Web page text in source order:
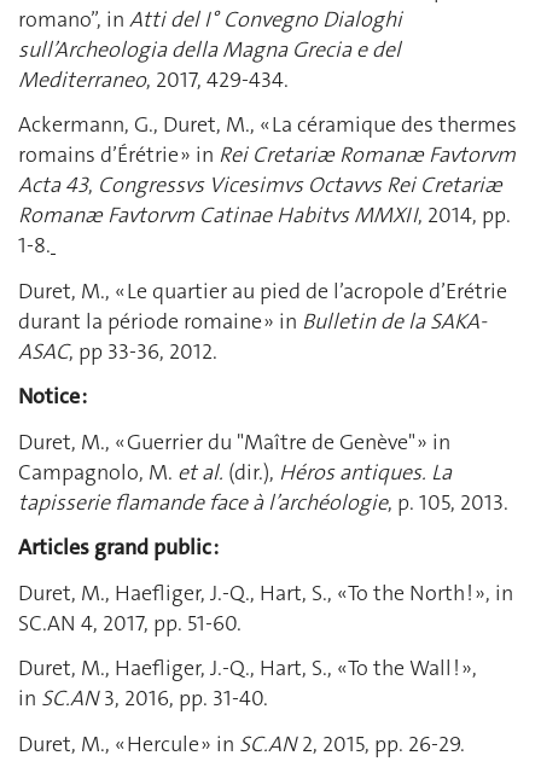
romano”, in Atti del I° Convegno Dialoghi
sull’Archeologia della Magna Grecia e del
Mediterraneo, 2017, 429-434.
Ackermann, G., Duret, M., « La céramique des thermes
romains d’Érétrie » in Rei Cretariæ Romanæ Favtorvm
Acta 43, Congressvs Vicesimvs Octavvs Rei Cretariæ
Romanæ Favtorvm Catinae Habitvs MMXII, 2014, pp.
1-8.
Duret, M., « Le quartier au pied de l’acropole d’Erétrie
durant la période romaine » in Bulletin de la SAKA-
ASAC, pp 33-36, 2012.
Notice :
Duret, M., « Guerrier du "Maître de Genève" » in
Campagnolo, M. et al. (dir.), Héros antiques. La
tapisserie flamande face à l’archéologie, p. 105, 2013.
Articles grand public :
Duret, M., Haefliger, J.-Q., Hart, S., « To the North ! », in
SC.AN 4, 2017, pp. 51-60.
Duret, M., Haefliger, J.-Q., Hart, S., « To the Wall ! »,
in SC.AN3, 2016, pp. 31-40.
Duret, M., « Hercule » in SC.AN2, 2015, pp. 26-29.